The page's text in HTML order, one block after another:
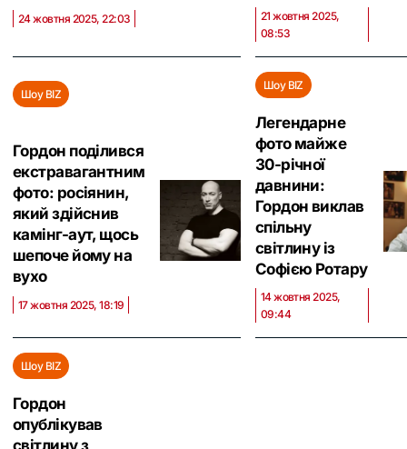
24 жовтня 2025, 22:03
21 жовтня 2025,
08:53
Шоу BIZ
Гордон поділився
екстравагантним
фото: росіянин,
який здійснив
камінг-аут, щось
шепоче йому на
вухо
17 жовтня 2025, 18:19
Шоу BIZ
Легендарне
фото майже
30-річної
давнини:
Гордон виклав
спільну
світлину із
Софією Ротару
14 жовтня 2025,
09:44
Шоу BIZ
Гордон
опублікував
світлину з